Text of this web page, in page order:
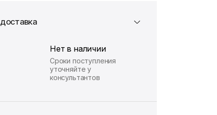
Нет в наличии
Сроки поступления
уточняйте у
консультантов